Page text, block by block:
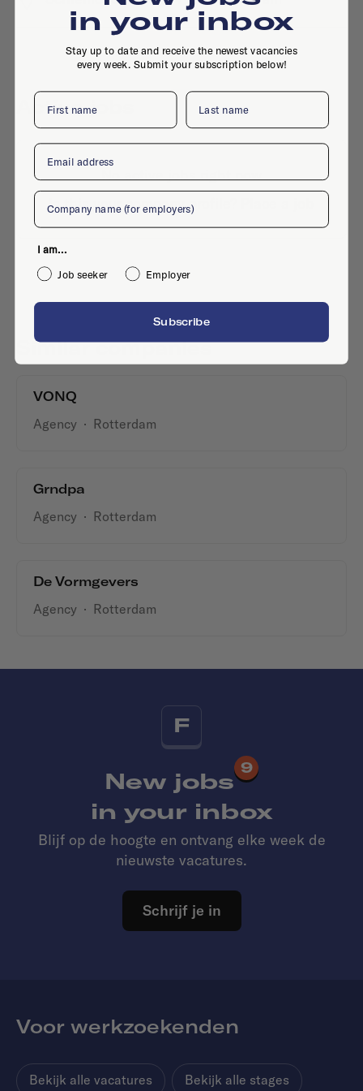
Active jobs
No active jobs right now
Is this your company profile?
Similar companies
VONQ
Agency · Rotterdam
Grndpa
Agency · Rotterdam
De Vormgevers
Agency · Rotterdam
F
New jobs
9
in your inbox
Blijf op de hoogte en ontvang elke week de
nieuwste vacatures.
Schrijf je in
Voor werkzoekenden
Bekijk alle vacatures Bekijk alle stages
in your inbox
Stay up to date and receive the newest vacancies
every week. Submit your subscription below!
First name Last name
Email
Company
I am...
Job seeker
Employer
Subscribe